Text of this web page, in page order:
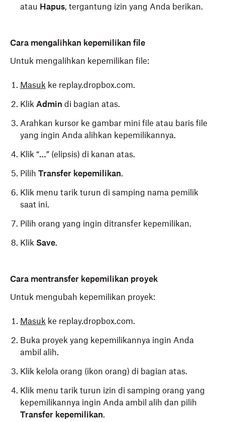
atau Hapus, tergantung izin yang Anda berikan.
Cara mengalihkan kepemilikan file
Untuk mengalihkan kepemilikan file:
Masuk ke replay.dropbox.com.
Klik Admin di bagian atas.
Arahkan kursor ke gambar mini file atau baris file
yang ingin Anda alihkan kepemilikannya.
Klik “…” (elipsis) di kanan atas.
Pilih Transfer kepemilikan.
Klik menu tarik turun di samping nama pemilik
saat ini.
Pilih orang yang ingin ditransfer kepemilikan.
Klik Save.
Cara mentransfer kepemilikan proyek
Untuk mengubah kepemilikan proyek:
Masuk ke replay.dropbox.com.
Buka proyek yang kepemilikannya ingin Anda
ambil alih.
Klik kelola orang (ikon orang) di bagian atas.
Klik menu tarik turun izin di samping orang yang
kepemilikannya ingin Anda ambil alih dan pilih
Transfer kepemilikan.